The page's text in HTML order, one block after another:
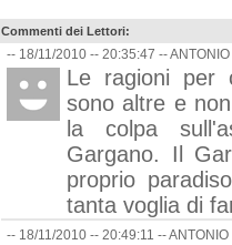
Commenti dei Lettori:
-- 18/11/2010 -- 20:35:47 --ANTONIO
Le ragioni per
sono altre e
la colpa
Gargano. Il
proprio
tanta voglia di
-- 18/11/2010 -- 20:49:11 --ANTONIO